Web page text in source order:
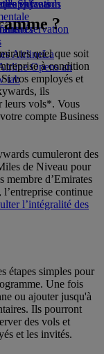
les enfants
AirlineLa
Opens an
tab
Skywards
l'application
réservation
?
quel que soit
à condition
vos employés et
ils
leurs vols*. Vous
compte Business
cumuleront des
de Niveau pour
membre d’Emirates
continue
l’intégralité des
étapes simples pour
Une fois
ou ajouter jusqu'à
Ils pourront
des vols et
et les invités.